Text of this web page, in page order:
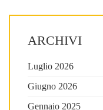
ARCHIVI
Luglio 2026
Giugno 2026
Gennaio 2025